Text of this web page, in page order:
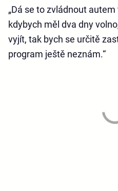
„Dá se to zvládnout
kdybych měl dva dny
vyjít, tak bych se určitě
program ještě neznám.“